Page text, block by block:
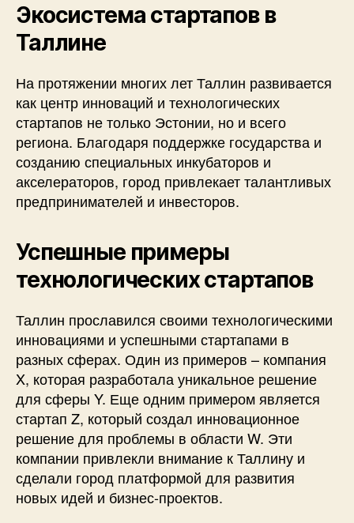
Экосистема стартапов в
Таллине
На протяжении многих лет Таллин развивается
как центр инноваций и технологических
стартапов не только Эстонии, но и всего
региона. Благодаря поддержке государства и
созданию специальных инкубаторов и
акселераторов, город привлекает талантливых
предпринимателей и инвесторов.
Успешные примеры
технологических стартапов
Таллин прославился своими технологическими
инновациями и успешными стартапами в
разных сферах. Один из примеров – компания
X, которая разработала уникальное решение
для сферы Y. Еще одним примером является
стартап Z, который создал инновационное
решение для проблемы в области W. Эти
компании привлекли внимание к Таллину и
сделали город платформой для развития
новых идей и бизнес-проектов.